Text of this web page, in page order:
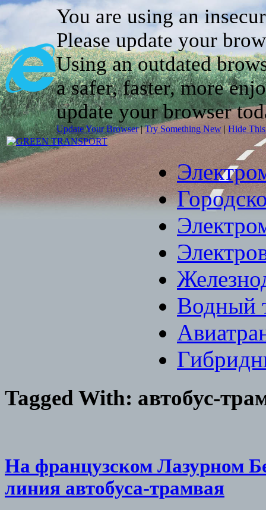
You are using an
Please update your
Using an outdated
a safer, faster, more
update your browser
Update Your Browser|Try Something New | Hide
Водный
Tagged With: автобус-
На французском Лазурном
линия автобуса-трамвая